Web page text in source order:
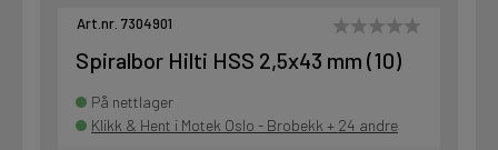
Art.nr. 7304901
Spiralbor Hilti HSS 2,5x43 mm (10)
På nettlager
Klikk & Hent i Motek Oslo - Brobekk + 24 andre